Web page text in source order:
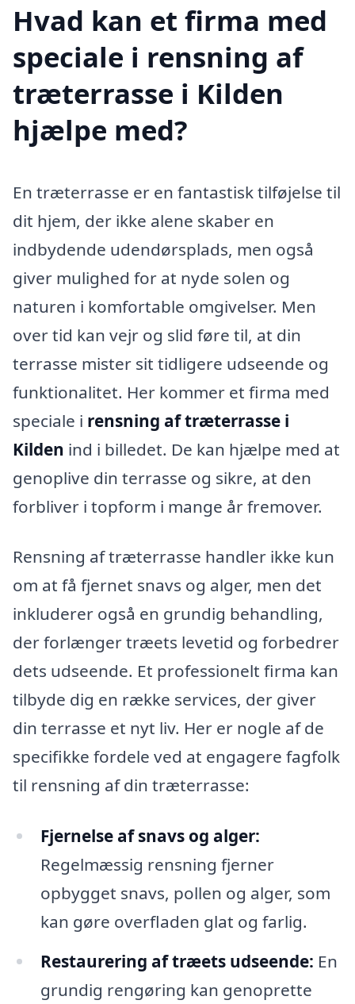
Hvad kan et firma med
speciale i rensning af
træterrasse i Kilden
hjælpe med?
En træterrasse er en fantastisk tilføjelse til
dit hjem, der ikke alene skaber en
indbydende udendørsplads, men også
giver mulighed for at nyde solen og
naturen i komfortable omgivelser. Men
over tid kan vejr og slid føre til, at din
terrasse mister sit tidligere udseende og
funktionalitet. Her kommer et firma med
speciale i rensning af træterrasse i
Kilden ind i billedet. De kan hjælpe med at
genoplive din terrasse og sikre, at den
forbliver i topform i mange år fremover.
Rensning af træterrasse handler ikke kun
om at få fjernet snavs og alger, men det
inkluderer også en grundig behandling,
der forlænger træets levetid og forbedrer
dets udseende. Et professionelt firma kan
tilbyde dig en række services, der giver
din terrasse et nyt liv. Her er nogle af de
specifikke fordele ved at engagere fagfolk
til rensning af din træterrasse:
Fjernelse af snavs og alger:
Regelmæssig rensning fjerner
opbygget snavs, pollen og alger, som
kan gøre overfladen glat og farlig.
Restaurering af træets udseende: En
grundig rengøring kan genoprette